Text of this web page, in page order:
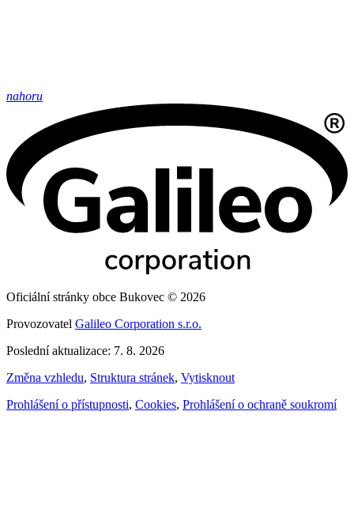
nahoru
Oficiální stránky obce Bukovec © 2026
Provozovatel Galileo Corporation s.r.o.
Poslední aktualizace: 7. 8. 2026
Změna vzhledu, Struktura stránek, Vytisknout
Prohlášení o přístupnosti, Cookies, Prohlášení o ochraně soukromí